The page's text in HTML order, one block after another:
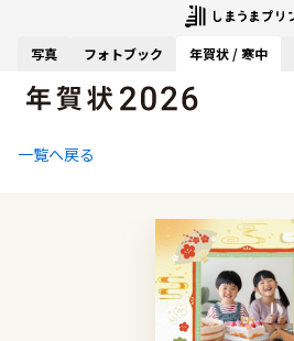
写真 フォトブック 年賀状 / 寒中
一覧へ戻る